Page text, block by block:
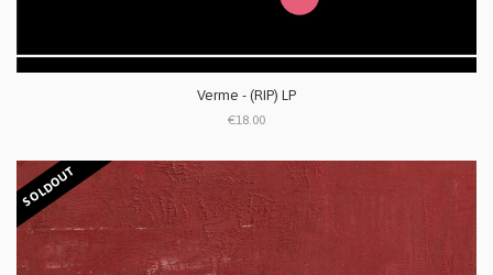
Verme - (RIP) LP
€18.00
SOLDOUT